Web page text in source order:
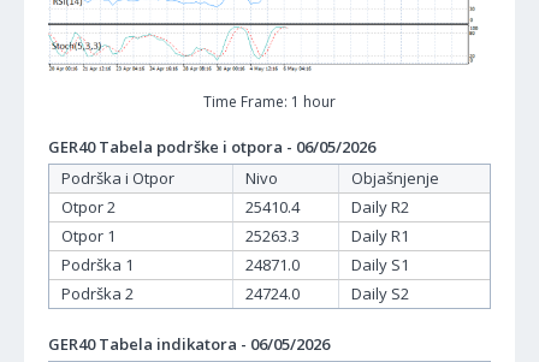
Time Frame: 1 hour
GER40 Tabela podrške i otpora - 06/05/2026
Podrška i Otpor
Nivo
Objašnjenje
Otpor 2
25410.4
Daily R2
Otpor 1
25263.3
Daily R1
Podrška 1
24871.0
Daily S1
Podrška 2
24724.0 Daily S2
GER40 Tabela indikatora - 06/05/2026